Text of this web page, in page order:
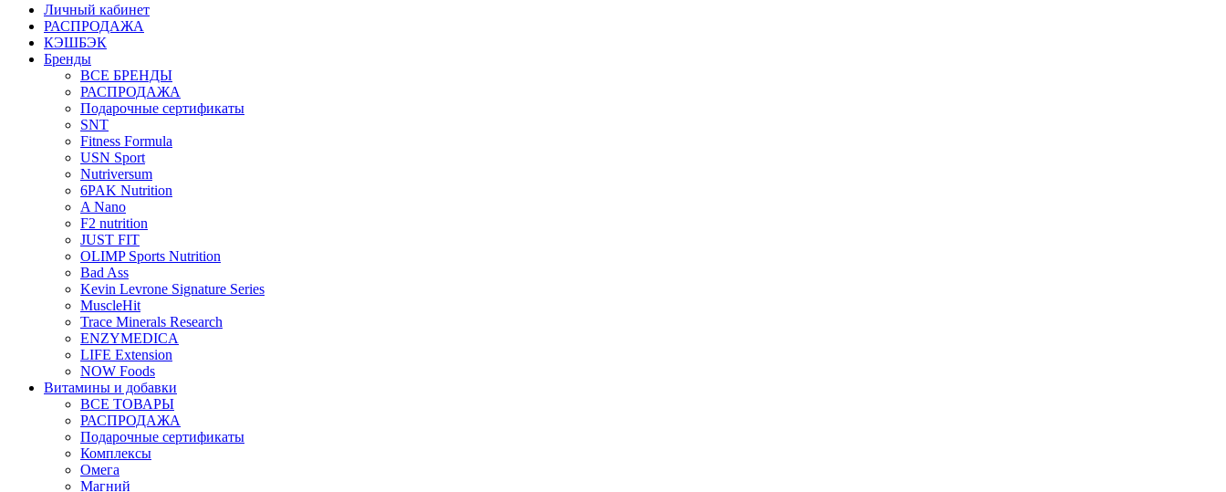
Личный кабинет
РАСПРОДАЖА
КЭШБЭК
Бренды
ВСЕ БРЕНДЫ
РАСПРОДАЖА
Подарочные сертификаты
SNT
Fitness Formula
USN Sport
Nutriversum
6PAK Nutrition
A Nano
F2 nutrition
JUST FIT
OLIMP Sports Nutrition
Bad Ass
Kevin Levrone Signature Series
MuscleHit
Trace Minerals Research
ENZYMEDICA
LIFE Extension
NOW Foods
Витамины и добавки
ВСЕ ТОВАРЫ
РАСПРОДАЖА
Подарочные сертификаты
Комплексы
Омега
Магний